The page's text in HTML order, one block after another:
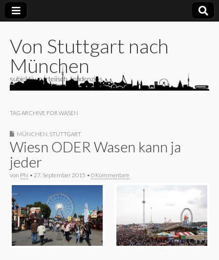
Von Stuttgart nach
München
subjektiv, parteiisch, tendenziös
TAG ARCHIVE FOR WASEN
MÜNCHEN STUTTGART
Wiesn ODER Wasen kann ja
jeder
von Phi • 27. September 2015 • 0 Kommentare